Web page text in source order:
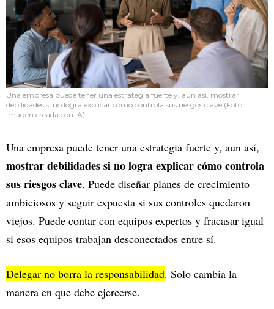
Una empresa puede tener una estrategia fuerte y, aun así, mostrar
debilidades si no logra explicar cómo controla sus riesgos clave (Foto:
Imagen creada con IA)
Una empresa puede tener una estrategia fuerte y, aun así,
mostrar debilidades si no logra explicar cómo controla
sus riesgos clave. Puede diseñar planes de crecimiento
ambiciosos y seguir expuesta si sus controles quedaron
viejos. Puede contar con equipos expertos y fracasar igual
si esos equipos trabajan desconectados entre sí.
Delegar no borra la responsabilidad. Solo cambia la
manera en que debe ejercerse.